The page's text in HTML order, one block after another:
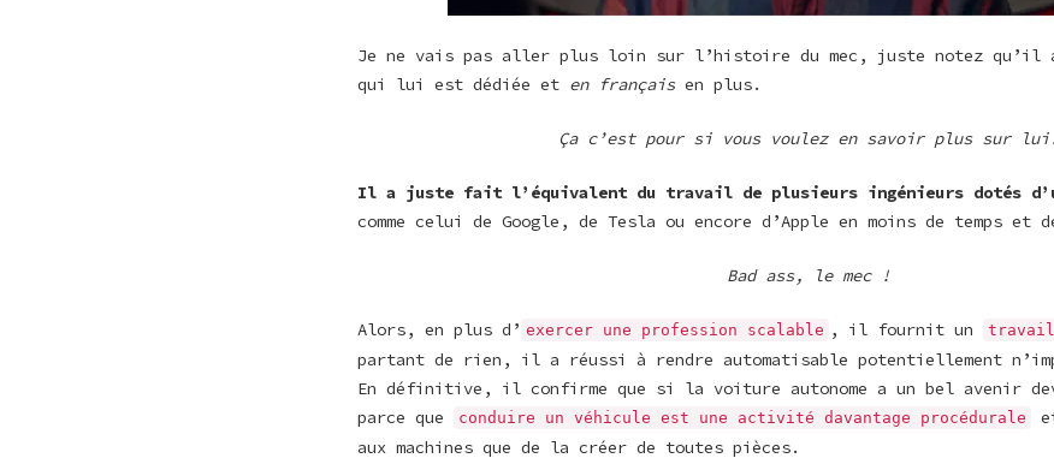
Je ne vais pas aller plus loin sur l’histoire du mec, juste notez qu’il
qui lui est dédiée et en françaisen plus.
Ça c’est pour si vous voulez en savoir plus sur
Il a juste fait l’équivalent du travail de plusieurs ingénieurs dotés
comme celui de Google, de Tesla ou encore d’Apple en moins de temps et
Bad ass, le mec !
Alors, en plus d’ exercer une profession scalable , il fournit un
partant de rien, il a réussi à rendre automatisable potentiellement
En définitive, il confirme que si la voiture autonome a un bel avenir
parce que
conduire un véhicule est une activité davantage procédurale
aux machines que de la créer de toutes pièces.